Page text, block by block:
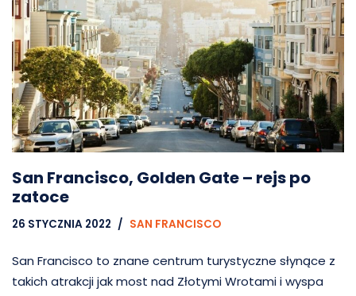
San Francisco, Golden Gate – rejs po
zatoce
26 STYCZNIA 2022 SAN FRANCISCO
San Francisco to znane centrum turystyczne słynące z
takich atrakcji jak most nad Złotymi Wrotami i wyspa